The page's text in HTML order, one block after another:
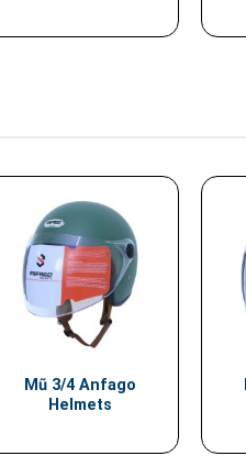
Mũ 3/4 Anfago
Helmets